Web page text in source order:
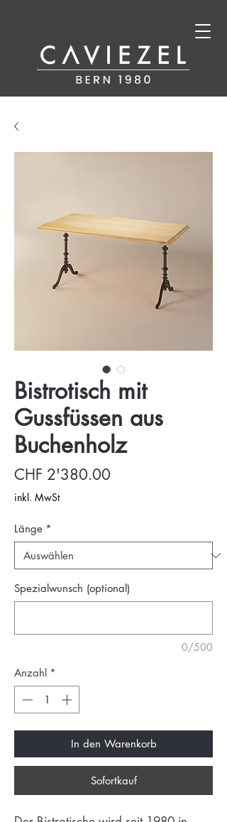
Bistrotisch mit
Gussfüssen aus
Buchenholz
CHF 2'380.00
inkl. MwSt
Länge *
Spezialwunsch (optional)
0/500
Anzahl *
In den Warenkorb
Sofortkauf